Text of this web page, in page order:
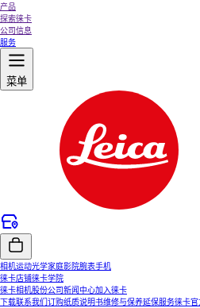
产品
探索徕卡
公司信息
服务
菜单
相机运动光学家庭影院腕表手机
徕卡店铺徕卡学院
徕卡相机股份公司新闻中心加入徕卡
下载联系我们订购纸质说明书维修与保养延保服务徕卡